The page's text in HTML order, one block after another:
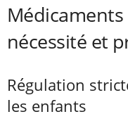
nécessité et
Régulation
les enfants